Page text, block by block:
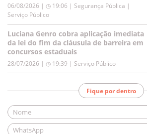
06/08/2026 | ◷ 19:06 | Segurança Pública |
Serviço Público
Luciana Genro cobra aplicação imediata
da lei do fim da cláusula de barreira em
concursos estaduais
28/07/2026 | ◷ 19:39 | Serviço Público
Fique por dentro